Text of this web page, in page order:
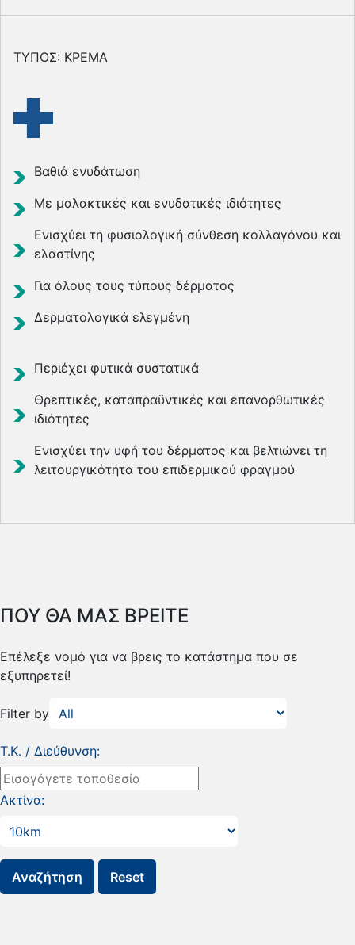
ΤΥΠΟΣ: ΚΡΕΜΑ
Βαθιά ενυδάτωση
Με μαλακτικές και ενυδατικές ιδιότητες
Ενισχύει τη φυσιολογική σύνθεση κολλαγόνου και
ελαστίνης
Για όλους τους τύπους δέρματος
Δερματολογικά ελεγμένη
Περιέχει φυτικά συστατικά
Θρεπτικές, καταπραϋντικές και επανορθωτικές
ιδιότητες
Ενισχύει την υφή του δέρματος και βελτιώνει τη
λειτουργικότητα του επιδερμικού φραγμού
ΠΟΥ ΘΑ ΜΑΣ ΒΡΕΙΤΕ
Επέλεξε νομό για να βρεις το κατάστημα που σε
εξυπηρετεί!
Filter by
Τ.Κ. / Διεύθυνση:
Ακτίνα: